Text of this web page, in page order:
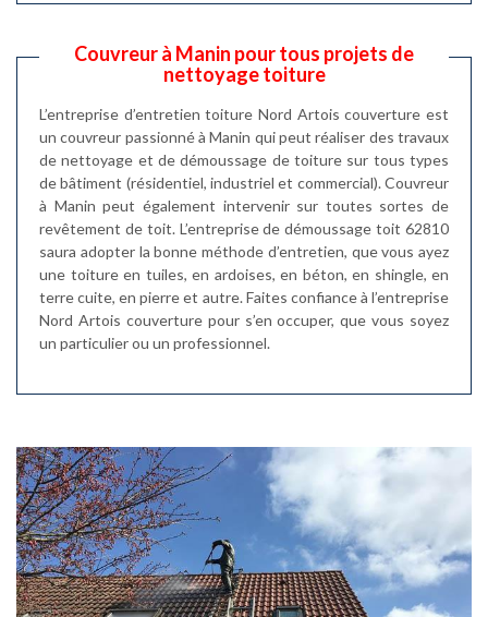
Couvreur à Manin pour tous projets de
nettoyage toiture
L’entreprise d’entretien toiture Nord Artois couverture est
un couvreur passionné à Manin qui peut réaliser des travaux
de nettoyage et de démoussage de toiture sur tous types
de bâtiment (résidentiel, industriel et commercial). Couvreur
à Manin peut également intervenir sur toutes sortes de
revêtement de toit. L’entreprise de démoussage toit 62810
saura adopter la bonne méthode d’entretien, que vous ayez
une toiture en tuiles, en ardoises, en béton, en shingle, en
terre cuite, en pierre et autre. Faites confiance à l’entreprise
Nord Artois couverture pour s’en occuper, que vous soyez
un particulier ou un professionnel.